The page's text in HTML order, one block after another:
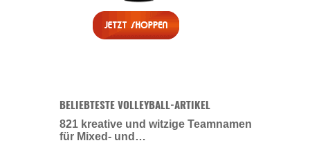
BELIEBTESTE VOLLEYBALL-ARTIKEL
821 kreative und witzige Teamnamen
für Mixed- und…